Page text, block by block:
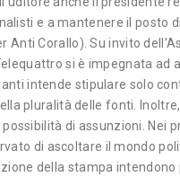
e a mantenere il posto
Corallo). Su invito
si è impegnata
intende stipulare solo
pluralità delle fonti.
di assunzioni. Nei
di ascoltare il mondo
della stampa